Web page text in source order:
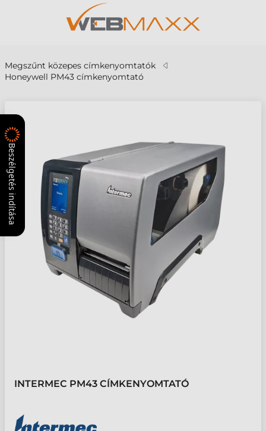
Megszűnt közepes címkenyomtatók
Honeywell PM43 címkenyomtató
INTERMEC PM43 CÍMKENYOMTATÓ
Beszélgetés indítása